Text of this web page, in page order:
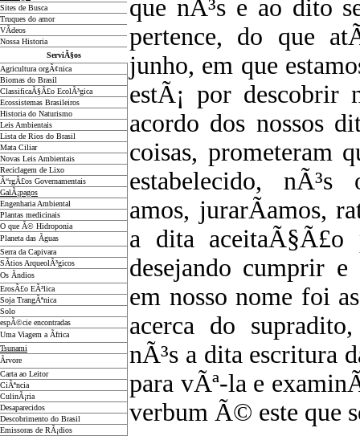
Sites de Busca
Truques do amor
VÃ­deos
Nossa Historia
ServiÃ§os
Agricultura orgÃ¢nica
Biomas do Brasil
ClassificaÃ§Ã£o EcolÃ³gica
Ecossistemas Brasileiros
Historia do Naturismo
Leis Ambientais
Lista de Rios do Brasil
Mata Ciliar
Novas Leis Ambientais
Reciclagem de Lixo
Ã“rgÃ£os Governamentais
GalÃ¡pagos
Engenharia Ambiental
Plantas medicinais
O que Ã© Hidroponia
Planeta das Ãguas
Serra da Capivara
SÃ­tios ArqueolÃ³gicos
Os Ãndios
ErosÃ£o EÃ³lica
Soja TrangÃªnica
Solo
espÃ©cie encontradas
Uma Viagem a Ãfrica
Tsunami
Ãrvore
Carta ao Leitor
CiÃªncia
CulinÃ¡ria
Desaparecidos
Descobrimento do Brasil
Emissoras de RÃ¡dios
que nÃ³s e ao dito
pertence, do que
junho, em que
estÃ¡ por descobrir
acordo dos nossos
coisas, prometeram
estabelecido, nÃ³s
amos, jurarÃ­amos,
a dita aceitaÃ§Ã£o
desejando cumprir
em nosso nome foi
acerca do
nÃ³s a dita escritura
para vÃª-la e
verbum Ã© este que